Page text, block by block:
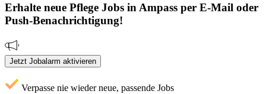
Erhalte neue Pflege Jobs in Ampass per E-Mail oder
Push-Benachrichtigung!
Jetzt Jobalarm aktivieren
Verpasse nie wieder neue, passende Jobs